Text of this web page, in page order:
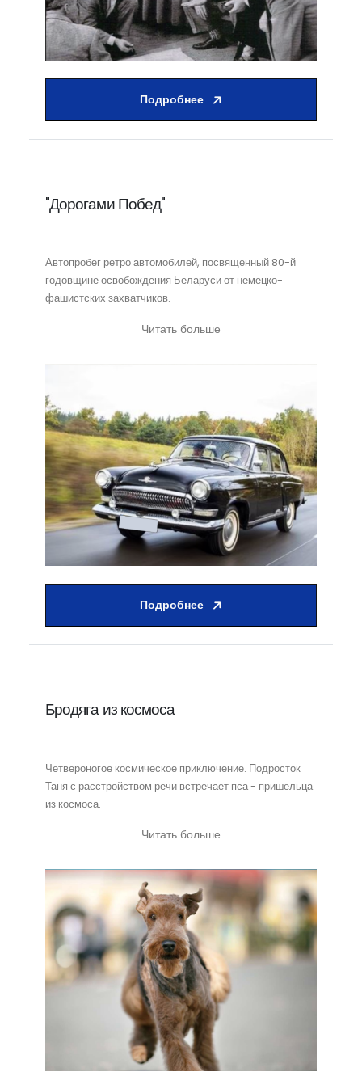
Подробнее
Подробнее
"Дорогами Побед"
Автопробег ретро автомобилей, посвященный 80-й
годовщине освобождения Беларуси от немецко-
фашистских захватчиков.
Читать больше
Бродяга из космоса
Четвероногое космическое приключение. Подросток
Таня с расстройством речи встречает пса - пришельца
из космоса.
Читать больше